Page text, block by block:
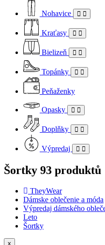
Nohavice
Kraťasy
Bielizeň
Topánky
Peňaženky
Opasky
Doplňky
Výpredaj
Šortky 93 produktů
TheyWear
Dámske oblečenie a móda
Výpredaj dámského
Leto
Šortky
x